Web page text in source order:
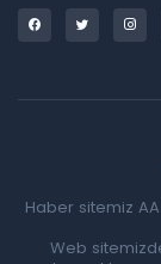
Haber sitemiz
Web